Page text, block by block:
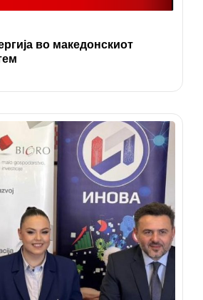
во македонскиот